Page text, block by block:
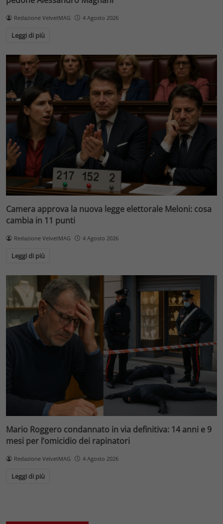
Redazione VelvetMAG 4 Agosto 2026
Leggi di più
Camera approva la nuova legge elettorale Meloni: cosa
cambia in 11 punti
Redazione VelvetMAG 4 Agosto 2026
Leggi di più
Mario Roggero condannato in via definitiva: 14 anni e 9
mesi per l’omicidio dei rapinatori
Redazione VelvetMAG 4 Agosto 2026
Leggi di più